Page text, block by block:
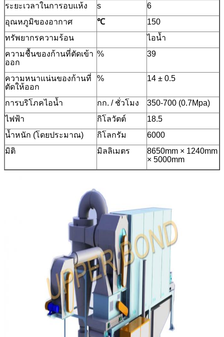
ระยะเวลาในการอบแห้ง
s
6
อุณหภูมิของอากาศ
℃
150
ทรัพยากรความร้อน
ไอน้ำ
ความชื้นของก้านที่ตัดเข้า
ออก
% 39
ความหนาแน่นของก้านที่
ตัดให้ออก
% 14 ± 0.5
การบริโภคไอน้ำ กก. / ชั่วโมง
350-700 (0.7Mpa)
ไฟฟ้า
กิโลวัตต์
18.5
น้ำหนัก (โดยประมาณ)
กิโลกรัม
6000
มิติ
มิลลิเมตร
8650mm × 1240mm
× 5000mm